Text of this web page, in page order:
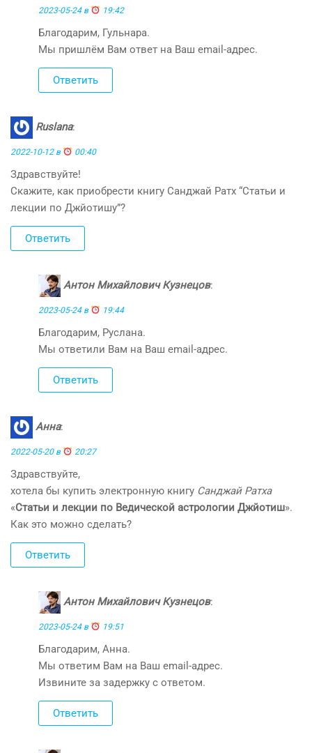
2023-05-24 в 19:42
Благодарим, Гульнара.
Мы пришлём Вам ответ на Ваш email-адрес.
Ответить
Ruslana:
2022-10-12 в 00:40
Здравствуйте!
Скажите, как приобрести книгу Санджай Ратх “Статьи и
лекции по Джйотишу”?
Ответить
Антон Михайлович Кузнецов:
2023-05-24 в 19:44
Благодарим, Руслана.
Мы ответили Вам на Ваш email-адрес.
Ответить
Анна:
2022-05-20 в 20:27
Здравствуйте,
хотела бы купить электронную книгу Санджай Ратха
«Статьи и лекции по Ведической астрологии Джйотиш».
Как это можно сделать?
Ответить
Антон Михайлович Кузнецов:
2023-05-24 в 19:51
Благодарим, Анна.
Мы ответим Вам на Ваш email-адрес.
Извините за задержку с ответом.
Ответить